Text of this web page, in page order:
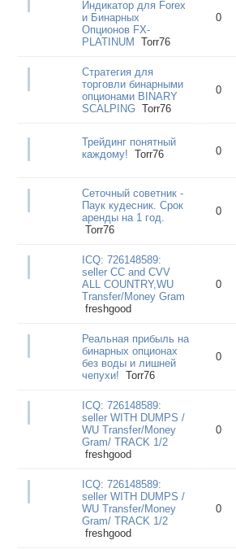
Индикатор для Forex
и Бинарных
Опционов FX-
PLATINUM Torr76
0
Стратегия для
торговли бинарными
опционами BINARY
SCALPING Torr76
0
Трейдинг понятный
каждому! Torr76 0
Сеточный советник -
Паук кудесник. Срок
аренды на 1 год.
Torr76
0
ICQ: 726148589:
seller CC and CVV
ALL COUNTRY,WU
Transfer/Money Gram
freshgood
0
Реальная прибыль на
бинарных опционах
без воды и лишней
чепухи! Torr76
0
ICQ: 726148589:
seller WITH DUMPS /
WU Transfer/Money
Gram/ TRACK 1/2
freshgood
0
ICQ: 726148589:
seller WITH DUMPS /
WU Transfer/Money
Gram/ TRACK 1/2
freshgood
0